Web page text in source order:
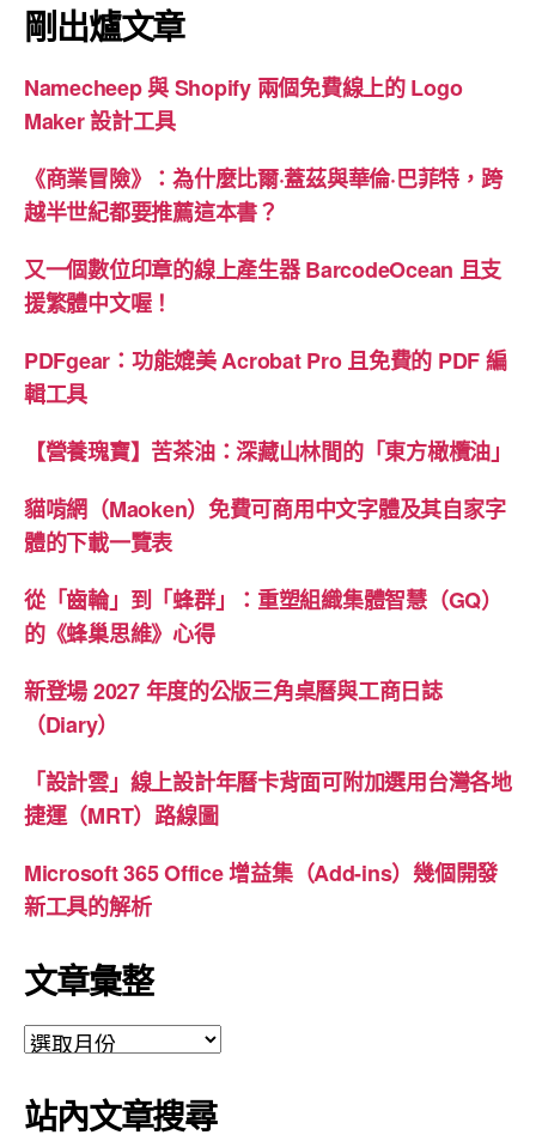
剛出爐文章
Namecheep 與 Shopify 兩個免費線上的 Logo
Maker 設計工具
《商業冒險》：為什麼比爾·蓋茲與華倫·巴菲特，跨
越半世紀都要推薦這本書？
又一個數位印章的線上產生器 BarcodeOcean 且支
援繁體中文喔！
PDFgear：功能媲美 Acrobat Pro 且免費的 PDF 編
輯工具
【營養瑰寶】苦茶油：深藏山林間的「東方橄欖油」
貓啃網（Maoken）免費可商用中文字體及其自家字
體的下載一覽表
從「齒輪」到「蜂群」：重塑組織集體智慧（GQ）
的《蜂巢思維》心得
新登場 2027 年度的公版三角桌曆與工商日誌
（Diary）
「設計雲」線上設計年曆卡背面可附加選用台灣各地
捷運（MRT）路線圖
Microsoft 365 Office 增益集（Add-ins）幾個開發
新工具的解析
文章彙整
文
彙
整
站內文章搜尋